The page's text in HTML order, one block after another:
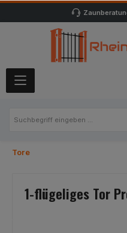
Tore
1-flügeliges Tor